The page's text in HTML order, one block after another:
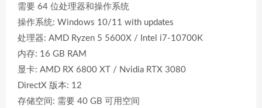
需要 64 位处理器和操作系统
操作系统: Windows 10/11 with updates
处理器: AMD Ryzen 5 5600X / Intel i7-10700K
内存: 16 GB RAM
显卡: AMD RX 6800 XT / Nvidia RTX 3080
DirectX 版本: 12
存储空间: 需要 40 GB 可用空间